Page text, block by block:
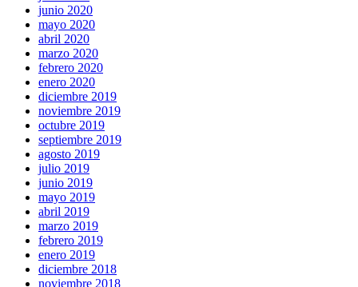
junio 2020
mayo 2020
abril 2020
marzo 2020
febrero 2020
enero 2020
diciembre 2019
noviembre 2019
octubre 2019
septiembre 2019
agosto 2019
julio 2019
junio 2019
mayo 2019
abril 2019
marzo 2019
febrero 2019
enero 2019
diciembre 2018
noviembre 2018